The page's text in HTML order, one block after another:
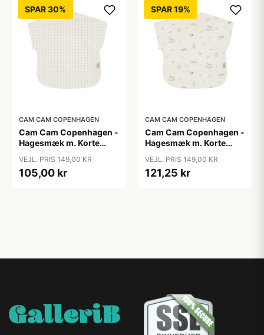
SPAR 30%
CAM CAM COPENHAGEN
Cam Cam Copenhagen -
Hagesmæk m. Korte
VEJL. PRIS 149,00 KR
105,00 kr
SPAR 19%
CAM CAM COPENHAGEN
Cam Cam Copenhagen -
Hagesmæk m. Korte
VEJL. PRIS 149,00 KR
121,25 kr